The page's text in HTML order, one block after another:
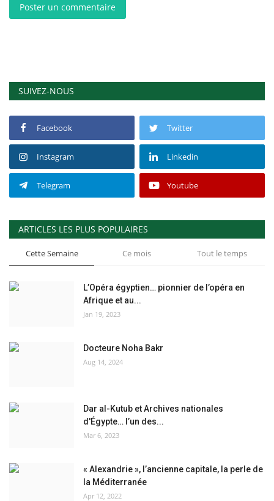
Poster un commentaire
SUIVEZ-NOUS
Facebook Twitter
Instagram Linkedin
Telegram Youtube
ARTICLES LES PLUS POPULAIRES
Cette Semaine Ce mois Tout le temps
L’Opéra égyptien… pionnier de l’opéra en
Afrique et au...
Jan 19, 2023
Docteure Noha Bakr
Aug 14, 2024
Dar al-Kutub et Archives nationales
d'Égypte… l’un des...
Mar 6, 2023
« Alexandrie », l’ancienne capitale, la perle de
la Méditerranée
Apr 12, 2022